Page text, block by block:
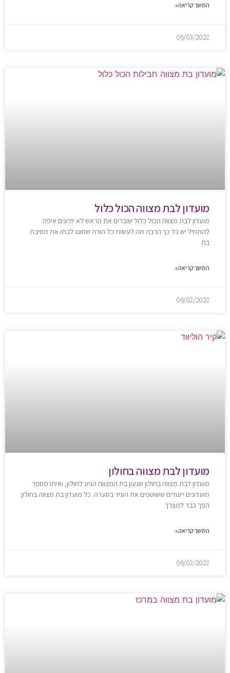
המשך קריאה»
06/03/2022
מועדון לבת מצווה הכול כלול
מועדון לבת מצווה הכול כלול שוברים את הראש לא יודעים איפה
להתחיל יש כל כך הרבה מה לעשות כל הורה שחוגג לבתו את מסיבת
בת
המשך קריאה»
06/02/2022
מועדון לבת מצווה בחולון
מועדון לבת מצווה בחולון שגעון בת המצווה הגיע לחולון, ואיתו מספר
מועדונים ייעודים ששוטפים את העיר בסערה. כל מועדון בת מצווה בחולון
הפך כבר למצרך
המשך קריאה»
06/02/2022